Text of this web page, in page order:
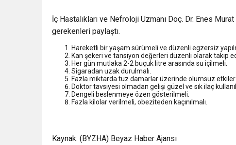
İç Hastalıkları ve Nefroloji Uzmanı Doç. Dr. Enes
gerekenleri paylaştı.
Hareketli bir yaşam sürümeli ve düzenli egzersiz
Kan şekeri ve tansiyon değerleri düzenli olarak takip
Her gün mutlaka 2-2 buçuk litre arasında su içilmeli.
Sigaradan uzak durulmalı.
Fazla miktarda tuz damarlar üzerinde olumsuz
Doktor tavsiyesi olmadan gelişi güzel ve sık ilaç
Dengeli beslenmeye özen gösterilmeli.
Fazla kilolar verilmeli, obeziteden kaçınılmalı.
Kaynak: (BYZHA) Beyaz Haber Ajansı